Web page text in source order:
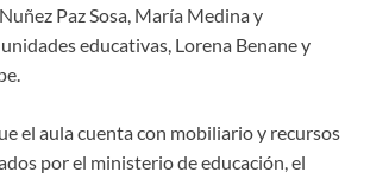
Paz Sosa, María Medina y
educativas, Lorena Benane y
el aula cuenta con mobiliario y recursos
por el ministerio de educación, el